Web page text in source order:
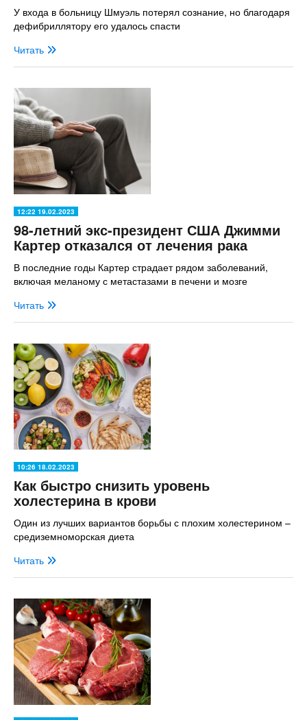
У входа в больницу Шмуэль потерял сознание, но благодаря
дефибриллятору его удалось спасти
Читать
12:22 19.02.2023
98-летний экс-президент США Джимми
Картер отказался от лечения рака
В последние годы Картер страдает рядом заболеваний,
включая меланому с метастазами в печени и мозге
Читать
10:26 18.02.2023
Как быстро снизить уровень
холестерина в крови
Один из лучших вариантов борьбы с плохим холестерином –
средиземноморская диета
Читать